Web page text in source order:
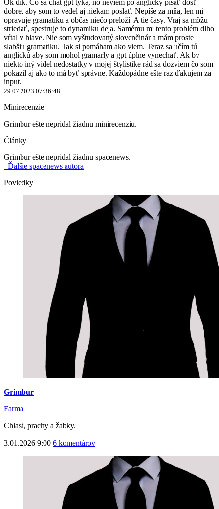
Ok dík. Čo sa chat gpt týka, no neviem po anglicky písať dosť
dobre, aby som to vedel aj niekam poslať. Nepíše za mňa, len mi
opravuje gramatiku a občas niečo preloží. A tie časy. Vraj sa môžu
striedať, spestruje to dynamiku deja. Samému mi tento problém dlho
vŕtal v hlave. Nie som vyštudovaný slovenčinár a mám proste
slabšiu gramatiku. Tak si pomáham ako viem. Teraz sa učím tú
anglickú aby som mohol gramarly a gpt úplne vynechať. Ak by
niekto iný videl nedostatky v mojej štylistike rád sa dozviem čo som
pokazil aj ako to má byť správne. Každopádne ešte raz ďakujem za
input.
29.07.2023 07:36:48
Minirecenzie
Grimbur ešte nepridal žiadnu minirecenziu.
Články
Grimbur ešte nepridal žiadnu spacenews.
Ďalšie spacenews autora
Poviedky
Grimbur
Farma
Chlast, prachy a žabky.
3.01.2026 9:00 6 komentárov